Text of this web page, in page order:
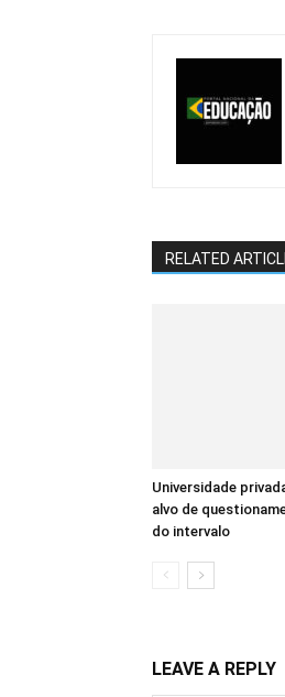
RELATED
Universidade
alvo de
do intervalo
LEAVE A REPLY